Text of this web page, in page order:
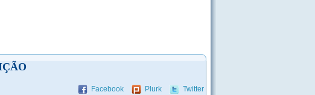
Facebook Plurk Twitter